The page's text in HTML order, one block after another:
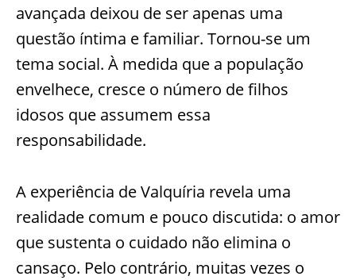
avançada deixou de ser apenas uma
questão íntima e familiar. Tornou-se um
tema social. À medida que a população
envelhece, cresce o número de filhos
idosos que assumem essa
responsabilidade.
A experiência de Valquíria revela uma
realidade comum e pouco discutida: o amor
que sustenta o cuidado não elimina o
cansaço. Pelo contrário, muitas vezes o